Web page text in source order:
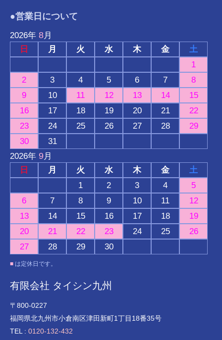
●営業日について
2026年 8月
日
月 火 水 木 金
土
1
2
3 4 5 6 7
8
9
10 11 12 13 14
15
16
17 18 19 20 21
22
23
24 25 26 27 28
29
30
31
2026年 9月
日
月 火 水 木 金
土
1
2 3 4
5
6
7 8 9 10 11
12
13
14 15 16 17 18
19
20
21 22 23 24 25
26
27
28 29 30
■ は定休日です。
有限会社 タイシン九州
〒800-0227
福岡県北九州市小倉南区津田新町1丁目18番35号
TEL : 0120-132-432